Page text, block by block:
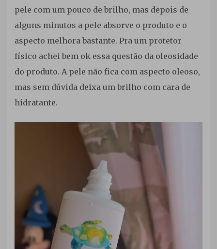
pele com um pouco de brilho, mas depois de
alguns minutos a pele absorve o produto e o
aspecto melhora bastante. Pra um protetor
físico achei bem ok essa questão da oleosidade
do produto. A pele não fica com aspecto oleoso,
mas sem dúvida deixa um brilho com cara de
hidratante.